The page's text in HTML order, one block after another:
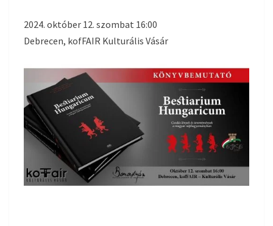
2024. október 12. szombat 16:00
Debrecen, kofFAIR Kulturális Vásár